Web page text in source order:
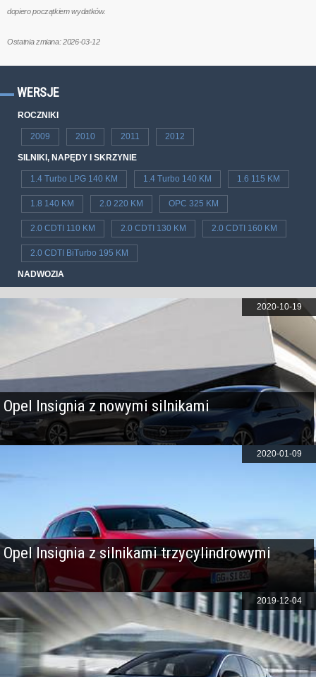
dopiero początkiem wydatków.
Ostatnia zmiana: 2026-03-12
WERSJE
ROCZNIKI
2009 2010 2011 2012
SILNIKI, NAPĘDY I SKRZYNIE
1.4 Turbo LPG 140 KM 1.4 Turbo 140 KM 1.6 115 KM
1.8 140 KM 2.0 220 KM OPC 325 KM
2.0 CDTI 110 KM 2.0 CDTI 130 KM 2.0 CDTI 160 KM
2.0 CDTI BiTurbo 195 KM
NADWOZIA
Opel Insignia z nowymi silnikami
2020-10-19
Opel Insignia z silnikami trzycylindrowymi
2020-01-09
2019-12-04